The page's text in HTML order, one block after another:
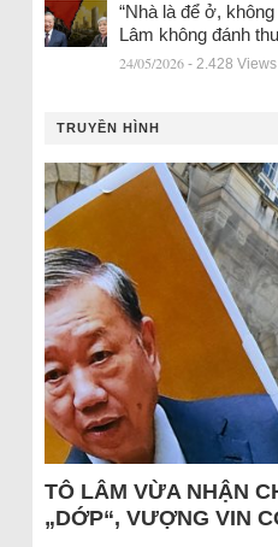
“Nhà là để ở,
Lâm không đánh
24/05/2026 - 2.428 Views
TRUYỀN HÌNH
TÔ LÂM VỪA NHẬN
„DỚP“, VƯỢNG VIN